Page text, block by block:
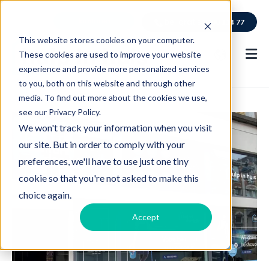
This website stores cookies on your computer.
These cookies are used to improve your website
experience and provide more personalized services
to you, both on this website and through other
media. To find out more about the cookies we use,
see our Privacy Policy.
We won't track your information when you visit
our site. But in order to comply with your
preferences, we'll have to use just one tiny
cookie so that you're not asked to make this
choice again.
Accept
0800 114 77